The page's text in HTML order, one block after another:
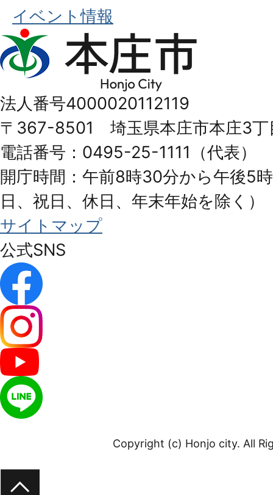
イベント情報
本
庄
Honjo
City
法人番号4000020112119
〒367-8501 埼玉県本庄市本庄3丁
電話番号：0495-25-1111（代表）
開庁時間：午前8時30分から午後5
日、祝日、休日、年末年始を除く）
サイトマップ
公式SNS
Copyright (c) Honjo city. All